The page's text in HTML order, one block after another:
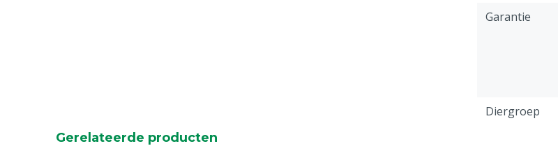
Garantie
Diergroep
Gerelateerde producten